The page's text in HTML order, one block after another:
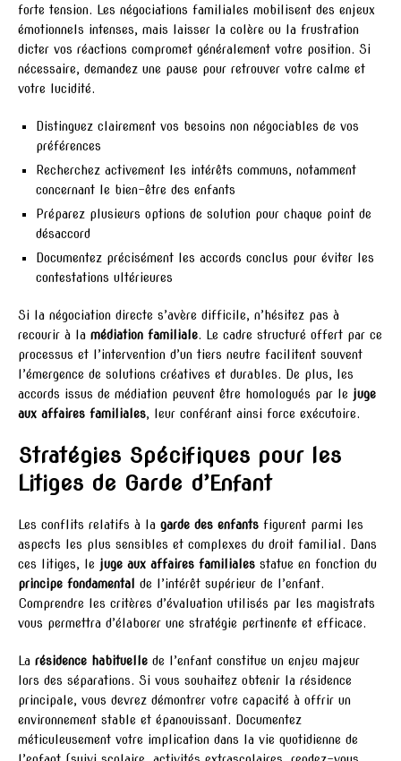
forte tension. Les négociations familiales mobilisent des enjeux
émotionnels intenses, mais laisser la colère ou la frustration
dicter vos réactions compromet généralement votre position. Si
nécessaire, demandez une pause pour retrouver votre calme et
votre lucidité.
Distinguez clairement vos besoins non négociables de vos
préférences
Recherchez activement les intérêts communs, notamment
concernant le bien-être des enfants
Préparez plusieurs options de solution pour chaque point de
désaccord
Documentez précisément les accords conclus pour éviter les
contestations ultérieures
Si la négociation directe s’avère difficile, n’hésitez pas à
recourir à la médiation familiale. Le cadre structuré offert par ce
processus et l’intervention d’un tiers neutre facilitent souvent
l’émergence de solutions créatives et durables. De plus, les
accords issus de médiation peuvent être homologués par le juge
aux affaires familiales, leur conférant ainsi force exécutoire.
Stratégies Spécifiques pour les
Litiges de Garde d’Enfant
Les conflits relatifs à la garde des enfants figurent parmi les
aspects les plus sensibles et complexes du droit familial. Dans
ces litiges, le juge aux affaires familiales statue en fonction du
principe fondamental
de l’intérêt supérieur de l’enfant.
Comprendre les critères d’évaluation utilisés par les magistrats
vous permettra d’élaborer une stratégie pertinente et efficace.
La résidence habituelle de l’enfant constitue un enjeu majeur
lors des séparations. Si vous souhaitez obtenir la résidence
principale, vous devrez démontrer votre capacité à offrir un
environnement stable et épanouissant. Documentez
méticuleusement votre implication dans la vie quotidienne de